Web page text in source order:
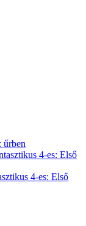
űrben
4-es: Első
4-es: Első